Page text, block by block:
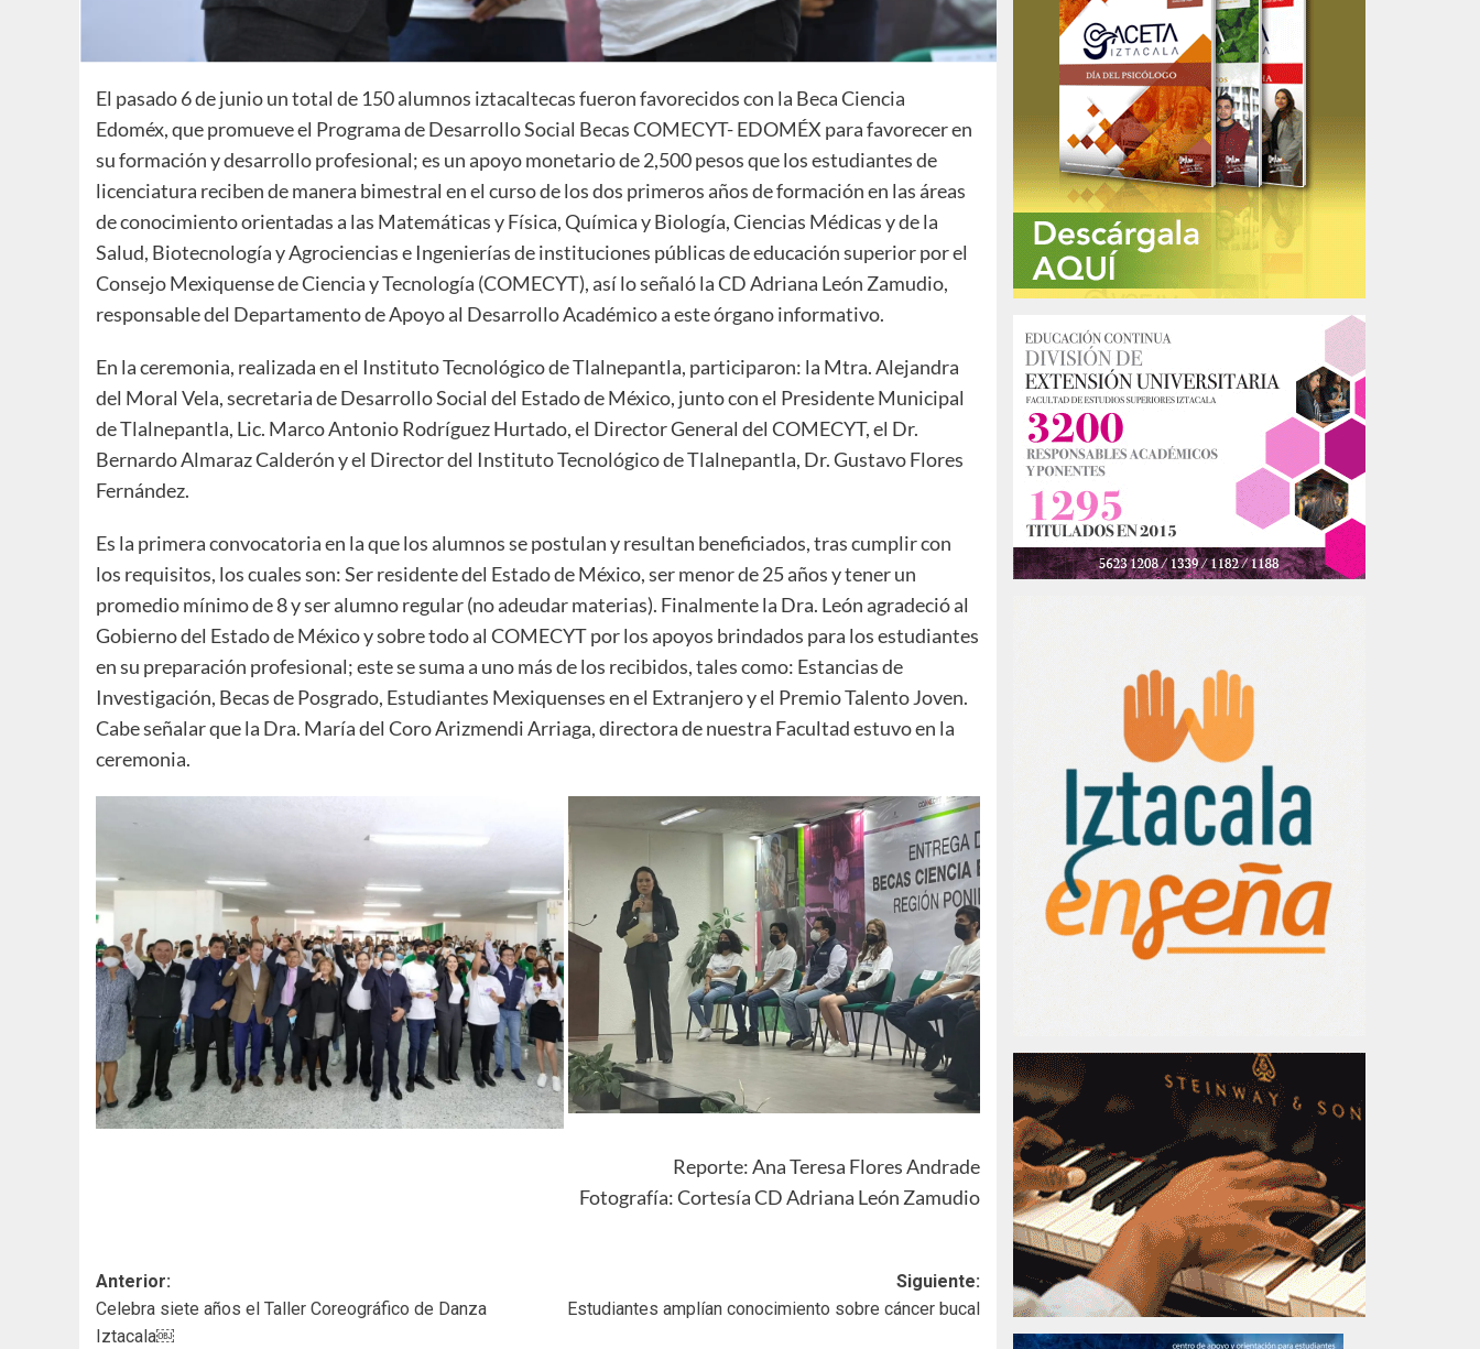
El pasado 6 de junio un total de 150 alumnos iztacaltecas fueron favorecidos con la Beca Ciencia
Edoméx, que promueve el Programa de Desarrollo Social Becas COMECYT- EDOMÉX para favorecer en
su formación y desarrollo profesional; es un apoyo monetario de 2,500 pesos que los estudiantes de
licenciatura reciben de manera bimestral en el curso de los dos primeros años de formación en las áreas
de conocimiento orientadas a las Matemáticas y Física, Química y Biología, Ciencias Médicas y de la
Salud, Biotecnología y Agrociencias e Ingenierías de instituciones públicas de educación superior por el
Consejo Mexiquense de Ciencia y Tecnología (COMECYT), así lo señaló la CD Adriana León Zamudio,
responsable del Departamento de Apoyo al Desarrollo Académico a este órgano informativo.
En la ceremonia, realizada en el Instituto Tecnológico de Tlalnepantla, participaron: la Mtra. Alejandra
del Moral Vela, secretaria de Desarrollo Social del Estado de México, junto con el Presidente Municipal
de Tlalnepantla, Lic. Marco Antonio Rodríguez Hurtado, el Director General del COMECYT, el Dr.
Bernardo Almaraz Calderón y el Director del Instituto Tecnológico de Tlalnepantla, Dr. Gustavo Flores
Fernández.
Es la primera convocatoria en la que los alumnos se postulan y resultan beneficiados, tras cumplir con
los requisitos, los cuales son: Ser residente del Estado de México, ser menor de 25 años y tener un
promedio mínimo de 8 y ser alumno regular (no adeudar materias). Finalmente la Dra. León agradeció al
Gobierno del Estado de México y sobre todo al COMECYT por los apoyos brindados para los estudiantes
en su preparación profesional; este se suma a uno más de los recibidos, tales como: Estancias de
Investigación, Becas de Posgrado, Estudiantes Mexiquenses en el Extranjero y el Premio Talento Joven.
Cabe señalar que la Dra. María del Coro Arizmendi Arriaga, directora de nuestra Facultad estuvo en la
ceremonia.
Reporte: Ana Teresa Flores Andrade
Fotografía: Cortesía CD Adriana León Zamudio
Navegación
de
Anterior:
Celebra siete años el Taller Coreográfico de Danza
Iztacala￼
Siguiente:
Estudiantes amplían conocimiento sobre cáncer bucal